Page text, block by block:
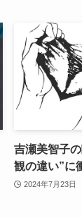
吉瀬美智子
観の違い”に
2024年7月23日